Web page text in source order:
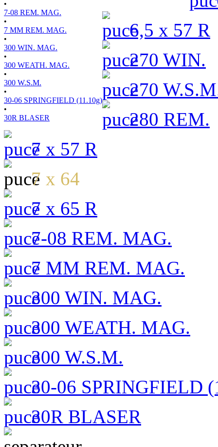
•
7-08 REM. MAG.
•
7 MM REM. MAG.
•
300 WIN. MAG.
•
300 WEATH. MAG.
•
300 W.S.M.
•
30-06 SPRINGFIELD (11.10g)
•
30R BLASER
6,5 x 57 R
270 WIN.
270
280 REM.
7 x 57 R
7 x 64
7 x 65 R
7-08 REM. MAG.
7 MM REM. MAG.
300 WIN. MAG.
300 WEATH. MAG.
300 W.S.M.
30-06 SPRINGFIELD
30R BLASER